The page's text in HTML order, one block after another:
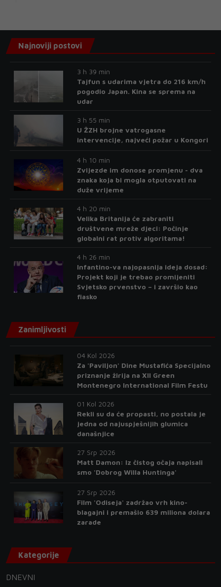
Najnoviji postovi
3 h 39 min
Tajfun s udarima vjetra do 216 km/h
pogodio Japan. Kina se sprema na
udar
3 h 55 min
U ŽZH brojne vatrogasne
intervencije, najveći požar u Kongori
4 h 10 min
Zvijezde im donose promjenu - dva
znaka koja bi mogla otputovati na
duže vrijeme
4 h 20 min
Velika Britanija će zabraniti
društvene mreže djeci: Počinje
globalni rat protiv algoritama!
4 h 26 min
Infantino-va najopasnija ideja dosad:
Projekt koji je trebao promijeniti
Svjetsko prvenstvo – i završio kao
fiasko
Zanimljivosti
04 Kol 2026
Za 'Paviljon' Dine Mustafića Specijalno
priznanje žirija na XII Green
Montenegro International Film Festu
01 Kol 2026
Rekli su da će propasti, no postala je
jedna od najuspješnijih glumica
današnjice
27 Srp 2026
Matt Damon: Iz čistog očaja napisali
smo 'Dobrog Willa Huntinga'
27 Srp 2026
Film 'Odiseja' zadržao vrh kino-
blagajni i premašio 639 miliona dolara
zarade
Kategorije
DNEVNI